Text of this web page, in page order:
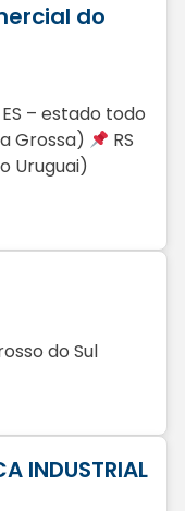
do
ES – estado todo
Grossa)
RS
Uruguai)
do Sul
INDUSTRIAL